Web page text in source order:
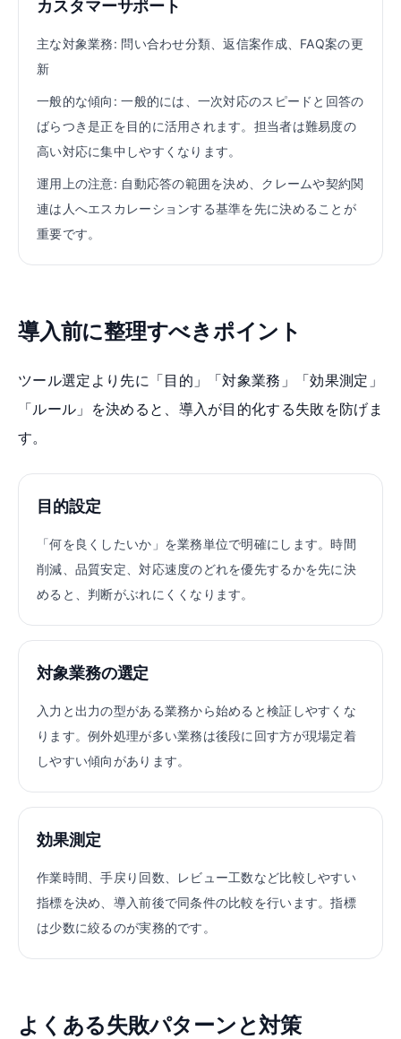
カスタマーサポート
主な対象業務: 問い合わせ分類、返信案作成、FAQ案の更
新
一般的な傾向:一般的には、一次対応のスピードと回答の
ばらつき是正を目的に活用されます。担当者は難易度の
高い対応に集中しやすくなります。
運用上の注意: 自動応答の範囲を決め、クレームや契約関
連は人へエスカレーションする基準を先に決めることが
重要です。
導入前に整理すべきポイント
ツール選定より先に「目的」「対象業務」「効果測定」
「ルール」を決めると、導入が目的化する失敗を防げま
す。
目的設定
「何を良くしたいか」を業務単位で明確にします。時間
削減、品質安定、対応速度のどれを優先するかを先に決
めると、判断がぶれにくくなります。
対象業務の選定
入力と出力の型がある業務から始めると検証しやすくな
ります。例外処理が多い業務は後段に回す方が現場定着
しやすい傾向があります。
効果測定
作業時間、手戻り回数、レビュー工数など比較しやすい
指標を決め、導入前後で同条件の比較を行います。指標
は少数に絞るのが実務的です。
よくある失敗パターンと対策